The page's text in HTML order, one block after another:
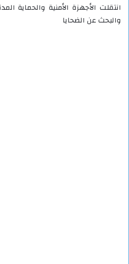
انتقلت الأجهزة الأمنية والحماية
والبحث عن الضحايا